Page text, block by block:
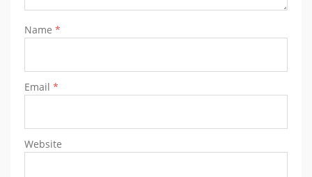
Name *
Email *
Website